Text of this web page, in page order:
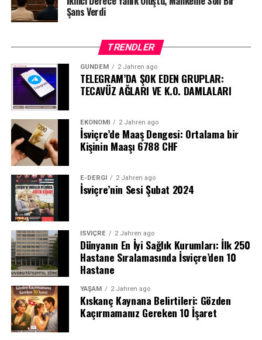
Şans Verdi
TRENDLER
GÜNDEM 2 Jahren ago
TELEGRAM’DA ŞOK EDEN GRUPLAR:
TECAVÜZ AĞLARI VE K.O. DAMLALARI
EKONOMI 2 Jahren ago
İsviçre’de Maaş Dengesi: Ortalama bir
Kişinin Maaşı 6788 CHF
E-DERGI 2 Jahren ago
İsviçre’nin Sesi Şubat 2024
İSVIÇRE 2 Jahren ago
Dünyanın En İyi Sağlık Kurumları: İlk 250
Hastane Sıralamasında İsviçre’den 10
Hastane
YAŞAM 2 Jahren ago
Kıskanç Kaynana Belirtileri: Gözden
Kaçırmamanız Gereken 10 İşaret